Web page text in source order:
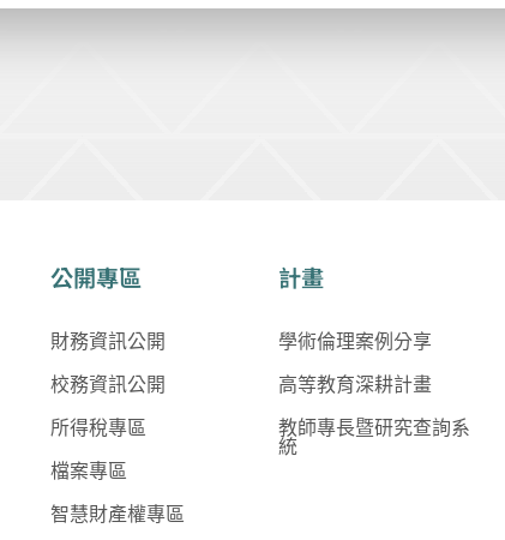
公開專區
財務資訊公開
校務資訊公開
所得稅專區
檔案專區
智慧財產權專區
計畫
學術倫理案例分享
高等教育深耕計畫
教師專長暨研究查詢系
統